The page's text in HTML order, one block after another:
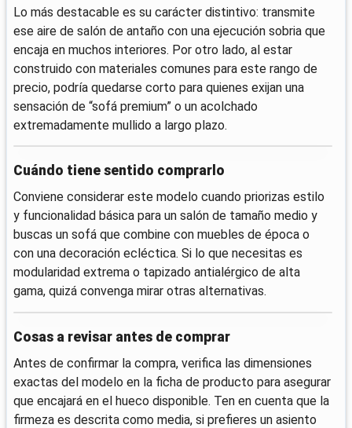
Lo más destacable es su carácter distintivo: transmite
ese aire de salón de antaño con una ejecución sobria que
encaja en muchos interiores. Por otro lado, al estar
construido con materiales comunes para este rango de
precio, podría quedarse corto para quienes exijan una
sensación de “sofá premium” o un acolchado
extremadamente mullido a largo plazo.
Cuándo tiene sentido comprarlo
Conviene considerar este modelo cuando priorizas estilo
y funcionalidad básica para un salón de tamaño medio y
buscas un sofá que combine con muebles de época o
con una decoración ecléctica. Si lo que necesitas es
modularidad extrema o tapizado antialérgico de alta
gama, quizá convenga mirar otras alternativas.
Cosas a revisar antes de comprar
Antes de confirmar la compra, verifica las dimensiones
exactas del modelo en la ficha de producto para asegurar
que encajará en el hueco disponible. Ten en cuenta que la
firmeza es descrita como media, si prefieres un asiento